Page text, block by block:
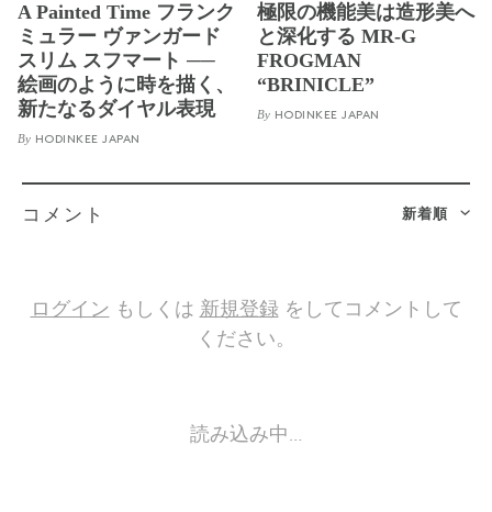
A Painted Time フランク
ミュラー ヴァンガード
スリム スフマート ──
絵画のように時を描く、
新たなるダイヤル表現
By HODINKEE JAPAN
極限の機能美は造形美へ
と深化する MR-G
FROGMAN
“BRINICLE”
By HODINKEE JAPAN
新着順
コメント
ログイン もしくは 新規登録をしてコメントして
ください。
読み込み中…